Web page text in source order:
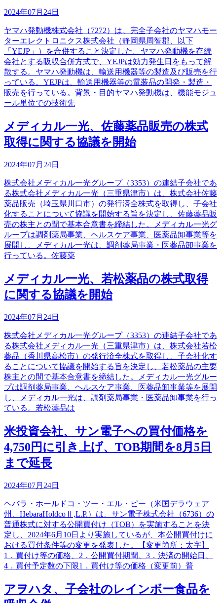
2024年07月24日
ヤマハ発動機株式会社（7272）は、完全子会社のヤマハモー
ターエレクトロニクス株式会社（静岡県周智郡、以下
「YEJP」）を合併すること決定した。ヤマハ発動機を存続
会社とする吸収合併方式で、YEJPは効力発生日をもって解
散する。ヤマハ発動機は、輸送用機器等の製造及び販売を行
っている。YEJPは、輸送用機器等の電装品の開発・製造・
販売を行っている。背景・目的ヤマハ発動機は、機能モジュ
ール単位での技術先
メディカル一光、佐藤薬品販売の株式
取得に関する協議を開始
2024年07月24日
株式会社メディカル一光グループ（3353）の連結子会社であ
る株式会社メディカル一光（三重県津市）は、株式会社佐藤
薬品販売（埼玉県川口市）の発行済全株式を取得し、子会社
化することについて協議を開始する旨を決定し、佐藤薬品販
売の株主との間で基本合意書を締結した。メディカル一光グ
ループは調剤薬局事業、ヘルスケア事業、医薬品卸事業等を
展開し、メディカル一光は、調剤薬局事業・医薬品卸事業を
行っている。佐藤薬
メディカル一光、若松薬品の株式取得
に関する協議を開始
2024年07月24日
株式会社メディカル一光グループ（3353）の連結子会社であ
る株式会社メディカル一光（三重県津市）は、株式会社若松
薬品（香川県高松市）の発行済全株式を取得し、子会社化す
ることについて協議を開始する旨を決定し、若松薬品の主要
株主との間で基本合意書を締結した。メディカル一光グルー
プは調剤薬局事業、ヘルスケア事業、医薬品卸事業等を展開
し、メディカル一光は、調剤薬局事業・医薬品卸事業を行っ
ている。若松薬品は
米投資会社、サン電子への買付価格を
4,750円に引き上げ、TOB期間を8月5日
まで延長
2024年07月24日
ヘバラ・ホールドコ・ツー・エル・ピー（米国デラウェア
州、HebaraHoldcoⅡ,L.P.）は、サン電子株式会社（6736）の
普通株式に対する公開買付け（TOB）を実施することを決
定し、2024年6月10日より実施しているが、本公開買付けに
おける買付条件等の変更を発表した。【変更箇所：太字】
1．買付け等の価格、2．公開買付期間、3．決済の開始日、
4．買付予定数の下限1．買付け等の価格（変更前）普
アヲハタ、子会社のレインボー食品を